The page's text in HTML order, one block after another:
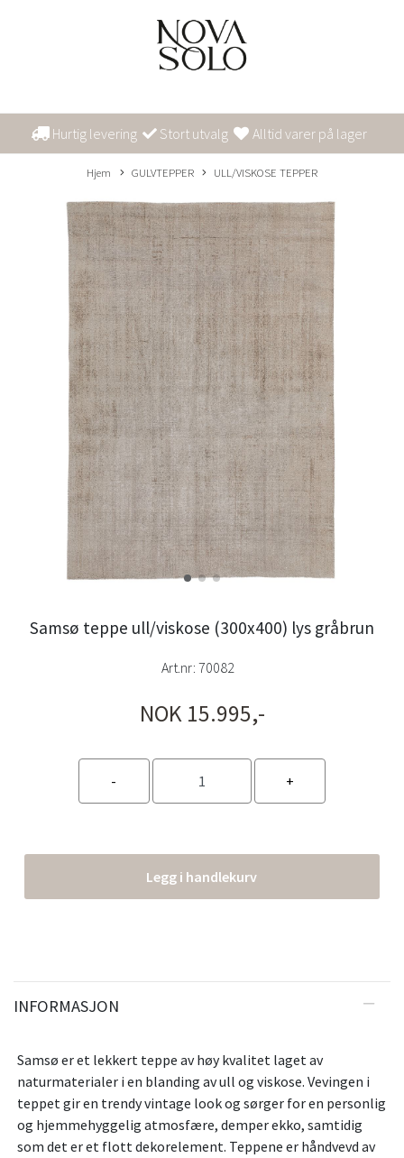
Hurtig levering Stort utvalg Alltid varer på lager
Hjem GULVTEPPER ULL/VISKOSE TEPPER
Samsø teppe ull/viskose (300x400) lys gråbrun
Art.nr: 70082
NOK 15.995,-
Legg i handlekurv
INFORMASJON
Samsø er et lekkert teppe av høy kvalitet laget av
naturmaterialer i en blanding av ull og viskose. Vevingen i
teppet gir en trendy vintage look og sørger for en personlig
og hjemmehyggelig atmosfære, demper ekko, samtidig
som det er et flott dekorelement. Teppene er håndvevd av